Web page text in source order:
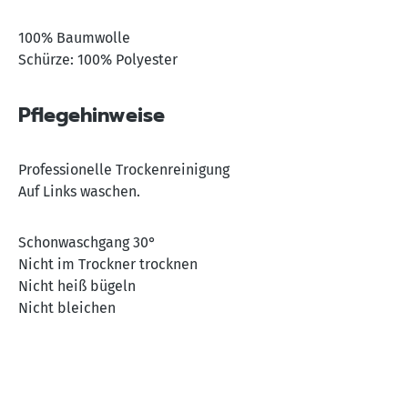
100% Baumwolle
Schürze: 100% Polyester
Pflegehinweise
Professionelle Trockenreinigung
Auf Links waschen.
Schonwaschgang 30°
Nicht im Trockner trocknen
Nicht heiß bügeln
Nicht bleichen